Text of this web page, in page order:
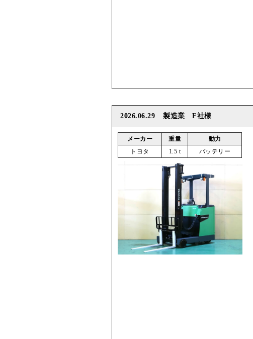
2026.06.29 製造業 F社様
メーカー 重量
動力
トヨタ
1.5 t バッテリー